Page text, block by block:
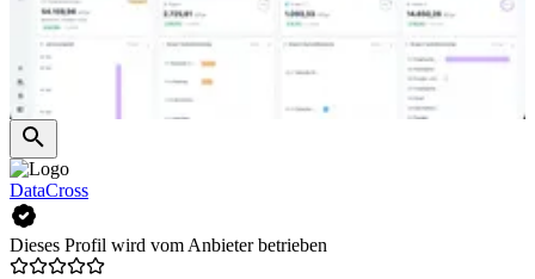
DataCross
Dieses Profil wird vom Anbieter betrieben